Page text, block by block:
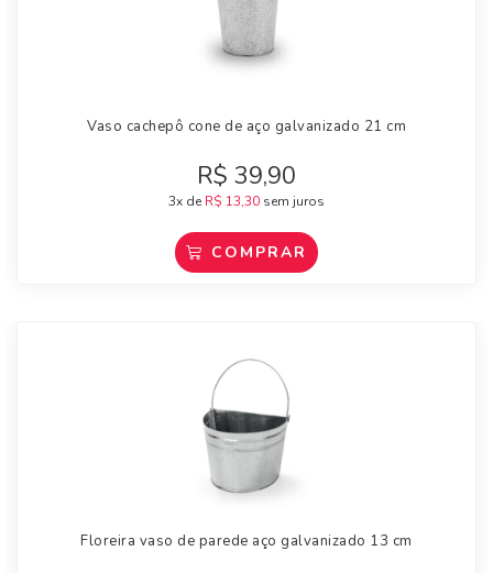
Vaso cachepô cone de aço galvanizado 21 cm
R$ 39,90
3x de R$ 13,30 sem juros
COMPRAR
Floreira vaso de parede aço galvanizado 13 cm